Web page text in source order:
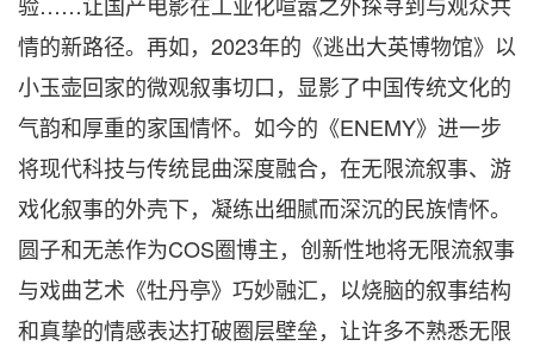
情的新路径。再如，2023年的《逃出大英博物馆》以
小玉壶回家的微观叙事切口，显影了中国传统文化的
气韵和厚重的家国情怀。如今的《ENEMY》进一步
将现代科技与传统昆曲深度融合，在无限流叙事、游
戏化叙事的外壳下，凝练出细腻而深沉的民族情怀。
圆子和无恙作为COS圈博主，创新性地将无限流叙事
与戏曲艺术《牡丹亭》巧妙融汇，以烧脑的叙事结构
和真挚的情感表达打破圈层壁垒，让许多不熟悉无限